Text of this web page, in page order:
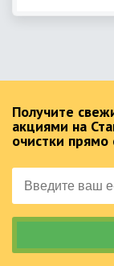
Получите
акциями на
очистки прямо